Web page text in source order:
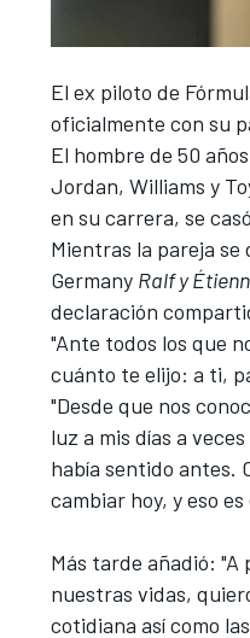
FÓRMULA E
El ex piloto de
oficialmente con su
El hombre de 50
Jordan, Williams y
en su carrera, se
Mientras la pareja
Germany Ralf y
declaración
"Ante todos los que
cuánto te elijo: a ti,
"Desde que nos
luz a mis días a
había sentido antes.
cambiar hoy, y eso
Más tarde añadió:
nuestras vidas,
cotidiana así como